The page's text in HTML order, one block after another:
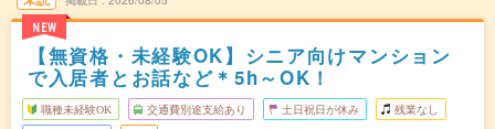
NEW
【無資格・未経験OK】シニア向けマンション
で入居者とお話など＊5h～OK！
職種未経験OK 交通費別途支給あり 土日祝日が休み 残業なし